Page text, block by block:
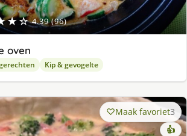
4.39 (96)
oven
Kip & gevogelte
Maak favoriet3
👍